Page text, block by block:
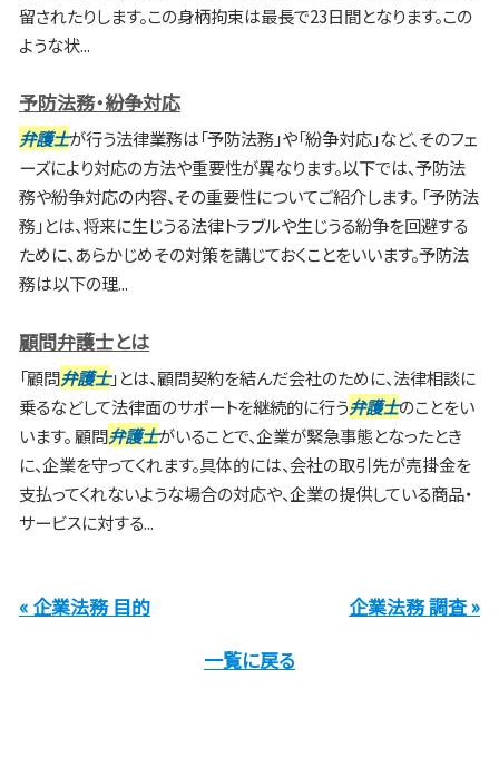
留されたりします。この身柄拘束は最長で23日間となります。この
ような状...
予防法務・紛争対応
弁護士が行う法律業務は「予防法務」や「紛争対応」など、そのフェ
ーズにより対応の方法や重要性が異なります。以下では、予防法
務や紛争対応の内容、その重要性についてご紹介します。 「予防法
務」とは、将来に生じうる法律トラブルや生じうる紛争を回避する
ために、あらかじめその対策を講じておくことをいいます。予防法
務は以下の理...
顧問弁護士とは
「顧問弁護士」とは、顧問契約を結んだ会社のために、法律相談に
乗るなどして法律面のサポートを継続的に行う弁護士のことをい
います。 顧問弁護士がいることで、企業が緊急事態となったとき
に、企業を守ってくれます。具体的には、会社の取引先が売掛金を
支払ってくれないような場合の対応や、企業の提供している商品・
サービスに対する...
« 企業法務 目的
企業法務 調査 »
一覧に戻る